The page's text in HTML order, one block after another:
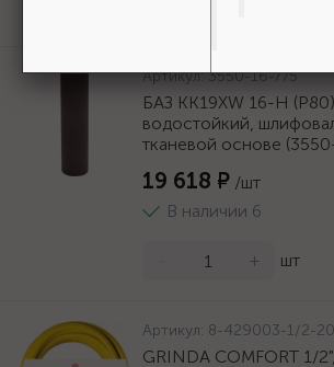
Артикул:3550-16-775
БАЗ KK19XW 16-H
водостойкий,
тканевой основе
19 618 ₽ /шт
В наличии 6
+ шт
Артикул: 8-429003-1/2-
GRINDA COMFORT 1/